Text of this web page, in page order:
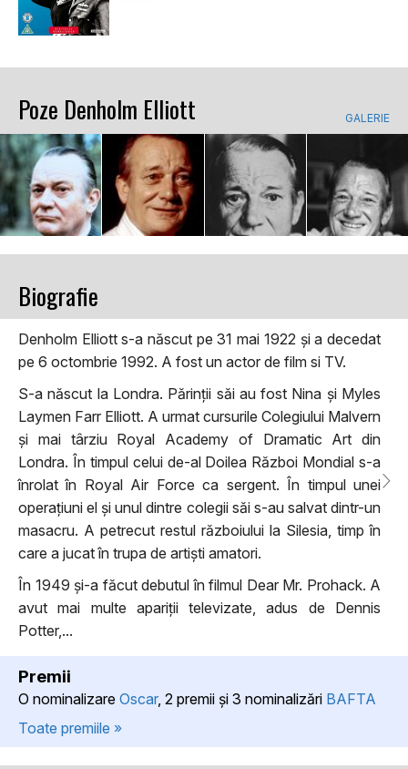
Poze Denholm Elliott GALERIE
Biografie
Denholm Elliott s-a născut pe 31 mai 1922 și a decedat
pe 6 octombrie 1992. A fost un actor de film si TV.
S-a născut la Londra. Părinții săi au fost Nina și Myles
Laymen Farr Elliott. A urmat cursurile Colegiului Malvern
și mai târziu Royal Academy of Dramatic Art din
Londra. În timpul celui de-al Doilea Război Mondial s-a
înrolat în Royal Air Force ca sergent. În timpul unei
operațiuni el și unul dintre colegii săi s-au salvat dintr-un
masacru. A petrecut restul războiului la Silesia, timp în
care a jucat în trupa de artiști amatori.
În 1949 și-a făcut debutul în filmul Dear Mr. Prohack. A
avut mai multe apariții televizate, adus de Dennis
Potter,...
Premii
O nominalizare Oscar, 2 premii şi 3 nominalizări BAFTA
Toate premiile »